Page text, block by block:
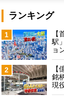
ランキング
1
【
駅
ョ
2
銘
現